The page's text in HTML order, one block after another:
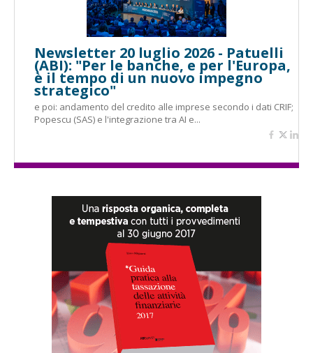
Newsletter 20 luglio 2026 - Patuelli
(ABI): "Per le banche, e per l'Europa,
è il tempo di un nuovo impegno
strategico"
e poi: andamento del credito alle imprese secondo i dati CRIF;
Popescu (SAS) e l'integrazione tra AI e...